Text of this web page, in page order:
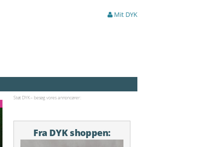
Mit DYK
Støt DYK – besøg vores annoncører:
Fra DYK shoppen: